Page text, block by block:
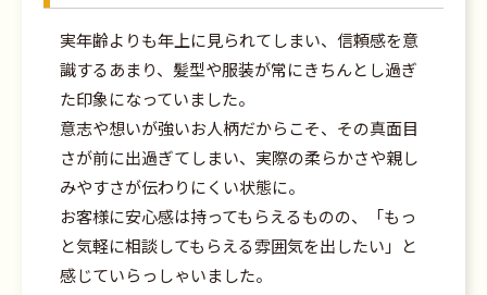
実年齢よりも年上に見られてしまい、信頼感を意
識するあまり、髪型や服装が常にきちんとし過ぎ
た印象になっていました。
意志や想いが強いお人柄だからこそ、その真面目
さが前に出過ぎてしまい、実際の柔らかさや親し
みやすさが伝わりにくい状態に。
お客様に安心感は持ってもらえるものの、「もっ
と気軽に相談してもらえる雰囲気を出したい」と
感じていらっしゃいました。